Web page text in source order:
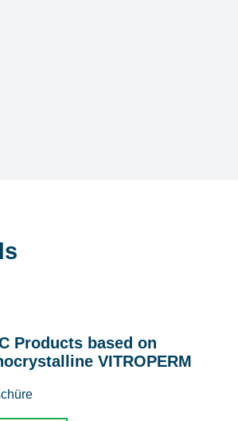
Products based on
VITROPERM